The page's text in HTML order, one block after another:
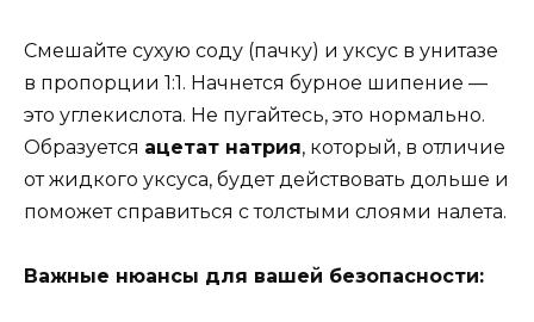
Смешайте сухую соду (пачку) и уксус в унитазе
в пропорции 1:1. Начнется бурное шипение —
это углекислота. Не пугайтесь, это нормально.
Образуется ацетат натрия, который, в отличие
от жидкого уксуса, будет действовать дольше и
поможет справиться с толстыми слоями налета.
Важные нюансы для вашей безопасности: